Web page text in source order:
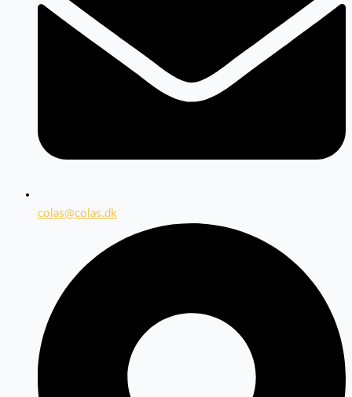
colas@colas.dk